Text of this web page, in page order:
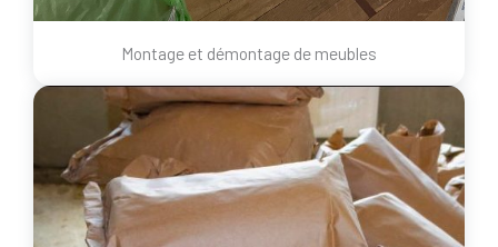
Montage et démontage de meubles